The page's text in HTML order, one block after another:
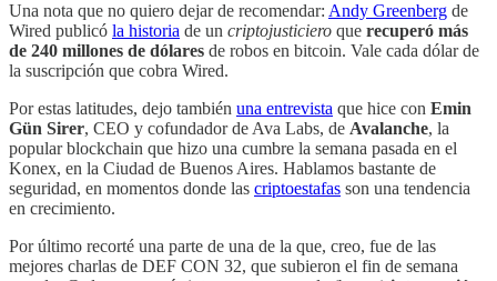
Una nota que no quiero dejar de recomendar: Andy Greenberg de
Wired publicó la historia de un criptojusticiero que recuperó más
de 240 millones de dólares de robos en bitcoin. Vale cada dólar de
la suscripción que cobra Wired.
Por estas latitudes, dejo también una entrevista que hice con Emin
Gün Sirer, CEO y cofundador de Ava Labs, de Avalanche, la
popular blockchain que hizo una cumbre la semana pasada en el
Konex, en la Ciudad de Buenos Aires. Hablamos bastante de
seguridad, en momentos donde las criptoestafas son una tendencia
en crecimiento.
Por último recorté una parte de una de la que, creo, fue de las
mejores charlas de DEF CON 32, que subieron el fin de semana